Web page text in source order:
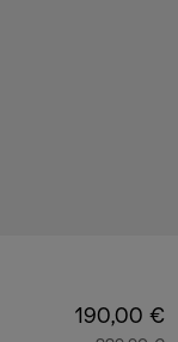
190,00 €